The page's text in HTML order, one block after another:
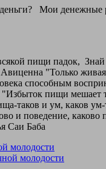
Мои денежные
пищи падок, Знай
"Только
способным
пищи мешает
таков и ум, каков
и поведение, каково
Саи Баба
молодости